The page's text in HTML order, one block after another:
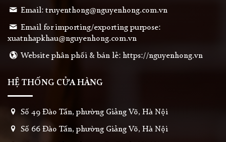
Email: truyenthong@nguyenhong.com.vn
Email for importing/exporting purpose:
xuatnhapkhau@nguyenhong.com.vn
Website phân phối & bán lẻ: https://nguyenhong.vn
HỆ THỐNG CỬA HÀNG
Số 49 Đào Tấn, phường Giảng Võ, Hà Nội
Số 66 Đào Tấn, phường Giảng Võ, Hà Nội